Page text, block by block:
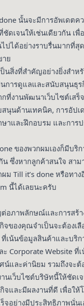
นั้นจะมีการอัพเดตค
ดเจนให้เช่นเดียวกัน เพื่
ปได้อย่างราบรื่นมากที่สุด
าย
นสิ่งที่สำคัญอย่างยิ่งสำห
นการดูแลและสนับสนุนธุ
กที่งานพัฒนาเว็บไซต์เส
นุนด้านเทคนิค, การอัปเ
ษาและฝึกอบรม และการ
ของพวกผมเองก็มีบริ
น ซึ่งหากลูกค้าสนใจ สา
ผม Till it’s done หรือทาง
นี้ได้เลยนะครับ
อภาพลักษณ์และการสร้า
จของคุณจำเป็นจะต้องเลื
ที่เน้นข้อมูลสินค้าและบริก
Corporate Website
น์และค่านิยม รวมถึงจะต้
นเว็บไซต์บริษัทนี้ให้ชัดเ
จและมีผลงานที่ดี เพื่อให้
จอย่างมีประสิทธิภาพนั่นเ